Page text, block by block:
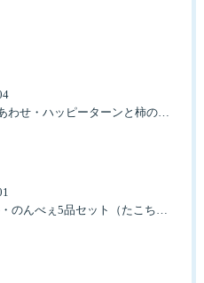
ツイてるしあわせ・ハッピーターンと柿の種とそふとわかめふりかけとタコふりかけ・ハッピーコラボレーション
倉敷/下津井・のんべぇ5品セット（たこちく、たこ玉、味付のり、串酢だこ、味付けけやわらか真だこチーズ）3歳のお子様も大好きなんですよ。